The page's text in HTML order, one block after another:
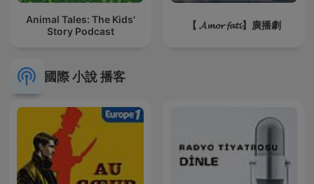
Animal Tales: The Kids'
Story Podcast
【 𝓐𝓶𝓸𝓻 𝓯𝓪𝓽𝓲】廣播劇
國際 小說 播客